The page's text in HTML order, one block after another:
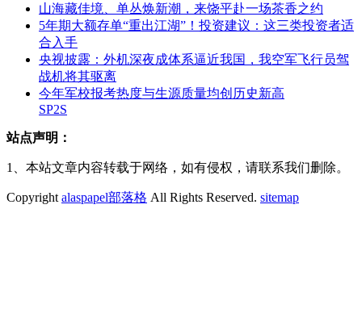
山海藏佳境、单丛焕新潮，来饶平赴一场茶香之约
5年期大额存单“重出江湖”！投资建议：这三类投资者适
合入手
央视披露：外机深夜成体系逼近我国，我空军飞行员驾
战机将其驱离
今年军校报考热度与生源质量均创历史新高
SP2S
站点声明：
1、本站文章内容转载于网络，如有侵权，请联系我们删除。
Copyright alaspapel部落格 All Rights Reserved. sitemap